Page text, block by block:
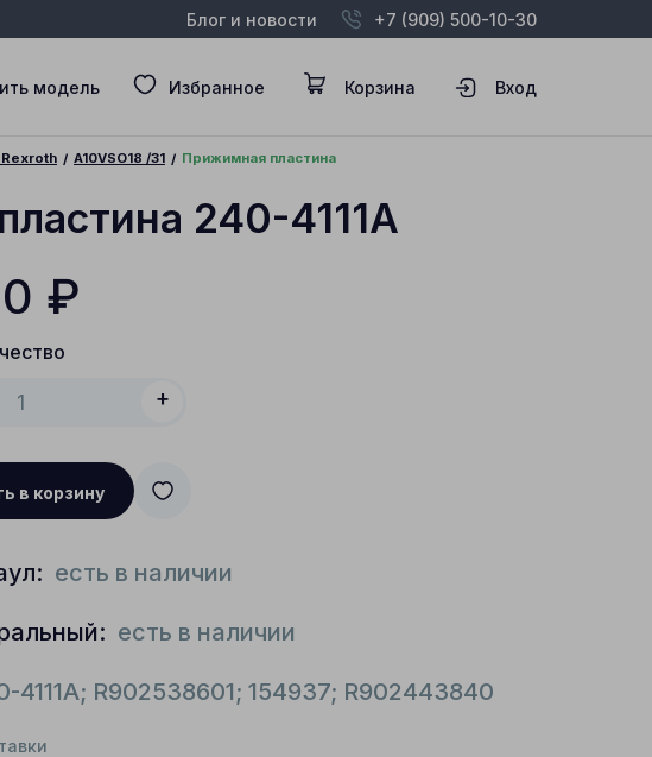
Блог и новости +7 (909) 500-10-30
модель Избранное Корзина Вход
A10VSO18 /31 Прижимная пластина
240-4111A
₽
+
в корзину
есть в наличии
есть в наличии
4111A; R902538601; 154937; R902443840